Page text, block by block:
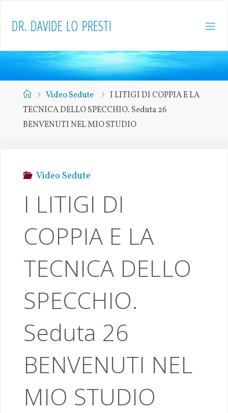
DR. DAVIDE LO PRESTI
Video Sedute
I LITIGI DI COPPIA E LA
TECNICA DELLO SPECCHIO. Seduta 26
BENVENUTI NEL MIO STUDIO
Video Sedute
I LITIGI DI
COPPIA E LA
TECNICA DELLO
SPECCHIO.
Seduta 26
BENVENUTI NEL
MIO STUDIO